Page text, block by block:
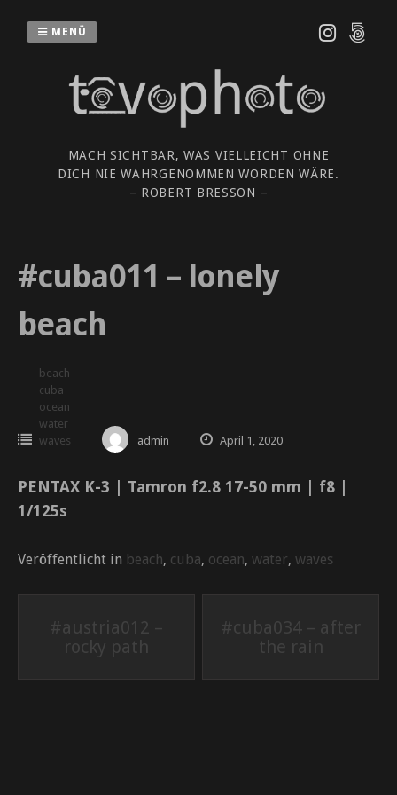
Inhalt
MACH SICHTBAR, WAS VIELLEICHT OHNE
DICH NIE WAHRGENOMMEN WORDEN WÄRE.
– ROBERT BRESSON –
MENÜ
#cuba011 – lonely
beach
beach
cuba
ocean
water
waves
admin April 1, 2020
PENTAX K-3 | Tamron f2.8 17-50 mm | f8 |
1/125s
Veröffentlicht in beach, cuba, ocean, water, waves
Beitrags-
Navigation
#austria012 –
rocky path
#cuba034 – after
the rain